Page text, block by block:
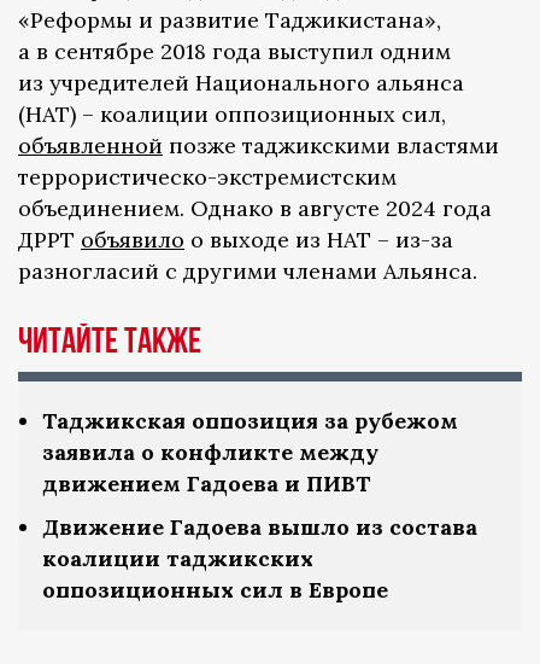
«Реформы и развитие Таджикистана»,
а в сентябре 2018 года выступил одним
из учредителей Национального альянса
(НАТ) – коалиции оппозиционных сил,
объявленной позже таджикскими властями
террористическо-экстремистским
объединением. Однако в августе 2024 года
ДРРТ объявило о выходе из НАТ – из-за
разногласий с другими членами Альянса.
Читайте также
Таджикская оппозиция за рубежом
заявила о конфликте между
движением Гадоева и ПИВТ
Движение Гадоева вышло из состава
коалиции таджикских
оппозиционных сил в Европе